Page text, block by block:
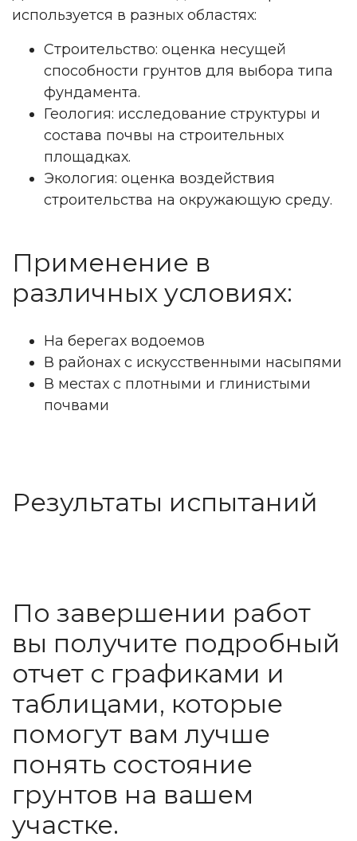
используется в разных областях:
Строительство: оценка несущей
способности грунтов для выбора типа
фундамента.
Геология: исследование структуры и
состава почвы на строительных
площадках.
Экология: оценка воздействия
строительства на окружающую среду.
Применение в
различных условиях:
На берегах водоемов
В районах с искусственными насыпями
В местах с плотными и глинистыми
почвами
Результаты испытаний
По завершении работ
вы получите подробный
отчет с графиками и
таблицами, которые
помогут вам лучше
понять состояние
грунтов на вашем
участке.